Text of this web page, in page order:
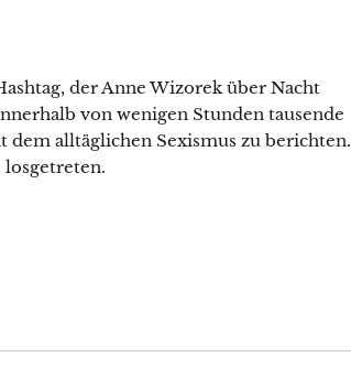
der Anne Wizorek über Nacht
von wenigen Stunden tausende
dem alltäglichen Sexismus zu berichten.
losgetreten.